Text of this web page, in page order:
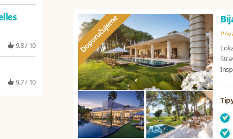
9.8 / 10
9.7 / 10